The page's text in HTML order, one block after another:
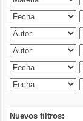
Nuevos filtros: